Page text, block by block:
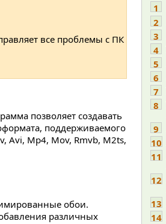
все проблемы с ПК
позволяет создавать
поддерживаемого
Avi, Mp4, Mov, Rmvb, M2ts,
обои.
различных
1
2
3
4
5
6
7
8
9
10
11
12
13
14